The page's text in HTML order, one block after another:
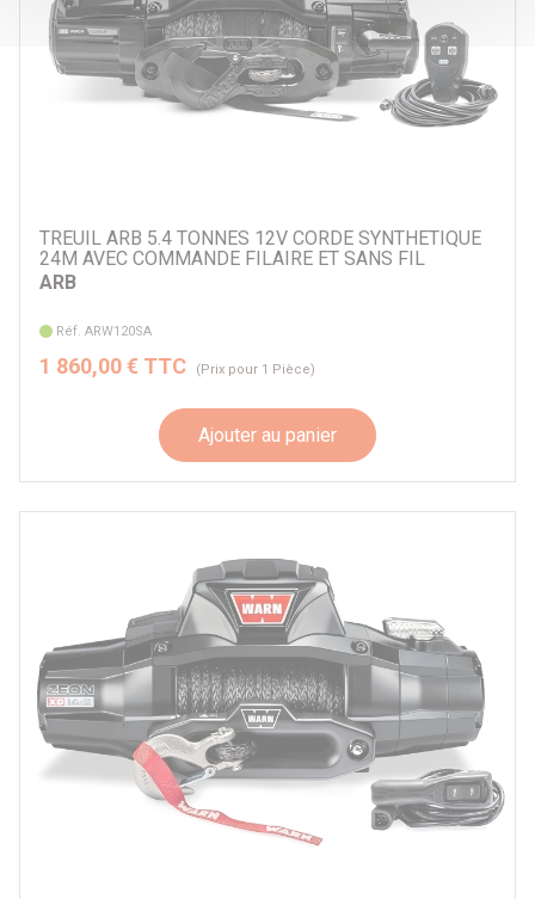
TREUIL ARB 5.4 TONNES 12V CORDE SYNTHETIQUE
24M AVEC COMMANDE FILAIRE ET SANS FIL
ARB
Réf. ARW120SA
1 860,00 € TTC (Prix pour 1 Pièce)
Ajouter au panier